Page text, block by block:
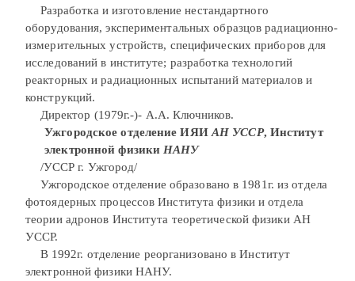
Разработка и изготовление нестандартного
оборудования, экспериментальных образцов радиационно-
измерительных устройств, специфических приборов для
исследований в институте; разработка технологий
реакторных и радиационных испытаний материалов и
конструкций.
Директор (1979г.-)- А.А. Ключников.
Ужгородское отделение ИЯИ АН УССР, Институт
электронной физики НАНУ
/УССР г. Ужгород/
Ужгородское отделение образовано в 1981г. из отдела
фотоядерных процессов Института физики и отдела
теории адронов Института теоретической физики АН
УССР.
В 1992г. отделение реорганизовано в Институт
электронной физики НАНУ.